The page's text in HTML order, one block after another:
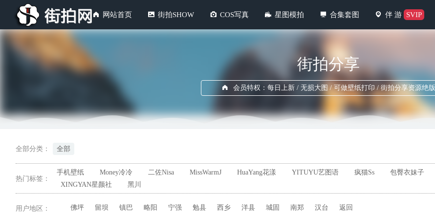
网站首页 街拍SHOW COS写真 星图模拍 合集套图 伴 游 SVIP
街拍分享
会员特权：每日上新 / 无损大图 / 可做壁纸打印 / 街拍分享资源绝版
全部分类： 全部
热门标签：
手机壁纸 Money冷冷 二佐Nisa MissWarmJ HuaYang花漾 YITUYU艺图语 疯猫Ss 包臀衣妹子
XINGYAN星颜社
黑川
用户地区： 佛坪 留坝 镇巴 略阳 宁强 勉县 西乡 洋县 城固 南郑 汉台 返回